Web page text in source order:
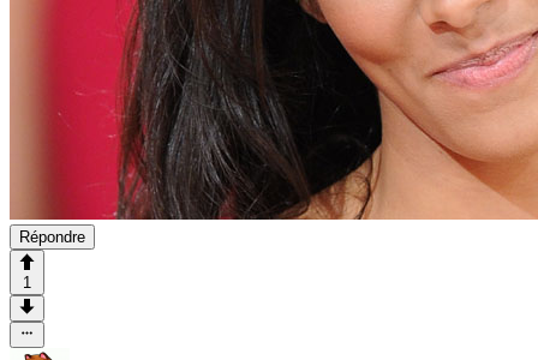
Répondre
1